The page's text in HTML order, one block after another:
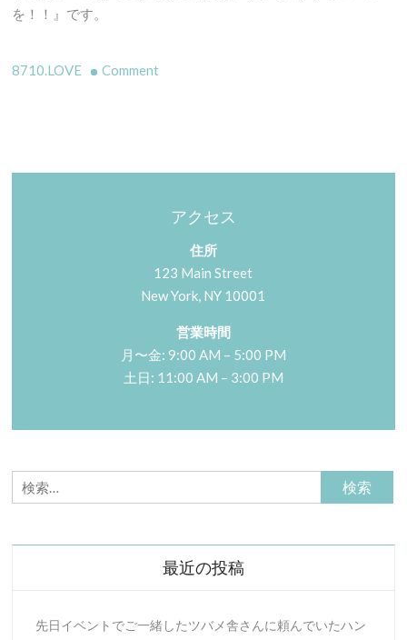
を！！』です。
8710.LOVE Commenton
デ
ー
アクセス
住所
123 Main Street
New York, NY 10001
営業時間
月〜金: 9:00 AM – 5:00 PM
土日: 11:00 AM – 3:00 PM
索:
最近の投稿
先日イベントでご一緒したツバメ舎さんに頼んでいたハン